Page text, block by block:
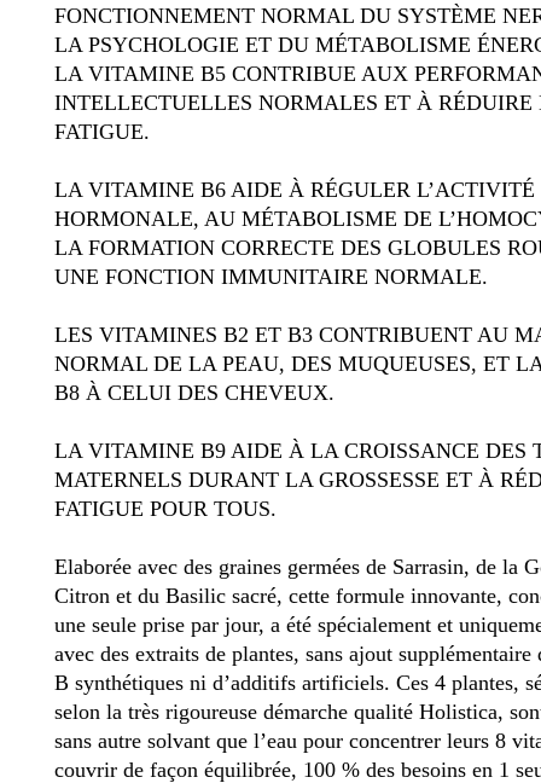
FONCTIONNEMENT NORMAL DU SYSTÈME
LA PSYCHOLOGIE ET DU MÉTABOLISME
LA VITAMINE B5 CONTRIBUE AUX
INTELLECTUELLES NORMALES ET À RÉDUIRE
FATIGUE.
LA VITAMINE B6 AIDE À RÉGULER L’ACTIVITÉ
HORMONALE, AU MÉTABOLISME DE
LA FORMATION CORRECTE DES GLOBULES
UNE FONCTION IMMUNITAIRE NORMALE.
LES VITAMINES B2 ET B3 CONTRIBUENT AU
NORMAL DE LA PEAU, DES MUQUEUSES, ET
B8 À CELUI DES CHEVEUX.
LA VITAMINE B9 AIDE À LA CROISSANCE DES
MATERNELS DURANT LA GROSSESSE ET À
FATIGUE POUR TOUS.
Elaborée avec des graines germées de Sarrasin, de la
Citron et du Basilic sacré, cette formule innovante,
une seule prise par jour, a été spécialement et
avec des extraits de plantes, sans ajout supplémentaire
B synthétiques ni d’additifs artificiels. Ces 4 plantes,
selon la très rigoureuse démarche qualité Holistica,
sans autre solvant que l’eau pour concentrer leurs 8
couvrir de façon équilibrée, 100 % des besoins en 1